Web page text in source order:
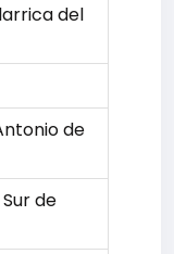
del
de
de